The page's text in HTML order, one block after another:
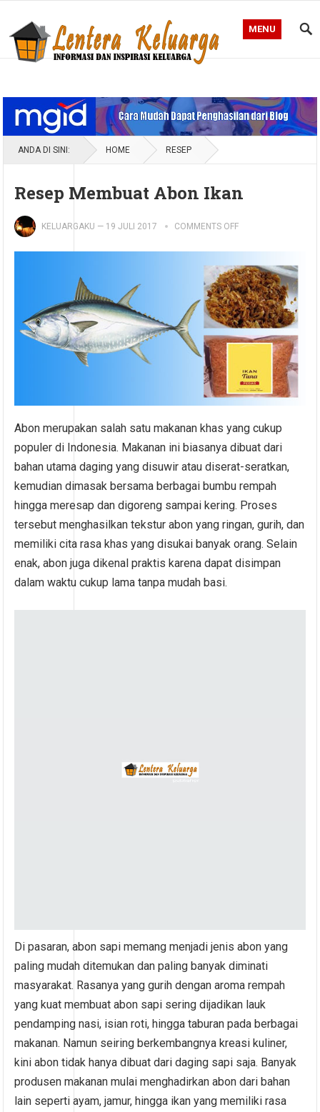
MENU
ANDA DI SINI: HOME RESEP
Resep Membuat Abon Ikan
KELUARGAKU — 19 JULI 2017 COMMENTS OFF
Abon merupakan salah satu makanan khas yang cukup
populer di Indonesia. Makanan ini biasanya dibuat dari
bahan utama daging yang disuwir atau diserat-seratkan,
kemudian dimasak bersama berbagai bumbu rempah
hingga meresap dan digoreng sampai kering. Proses
tersebut menghasilkan tekstur abon yang ringan, gurih, dan
memiliki cita rasa khas yang disukai banyak orang. Selain
enak, abon juga dikenal praktis karena dapat disimpan
dalam waktu cukup lama tanpa mudah basi.
Di pasaran, abon sapi memang menjadi jenis abon yang
paling mudah ditemukan dan paling banyak diminati
masyarakat. Rasanya yang gurih dengan aroma rempah
yang kuat membuat abon sapi sering dijadikan lauk
pendamping nasi, isian roti, hingga taburan pada berbagai
makanan. Namun seiring berkembangnya kreasi kuliner,
kini abon tidak hanya dibuat dari daging sapi saja. Banyak
produsen makanan mulai menghadirkan abon dari bahan
lain seperti ayam, jamur, hingga ikan yang memiliki rasa